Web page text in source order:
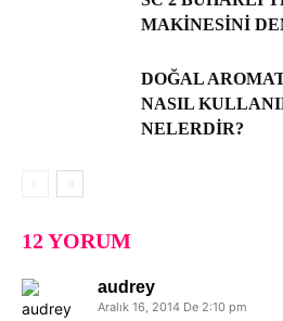
MAKINESINI
DOĞAL
NASIL
NELERDIR?
12 YORUM
audrey
Aralık 16, 2014 De 2:10 pm